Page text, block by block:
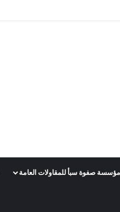
مؤسسة صفوة سبأ للمقاولات العامة